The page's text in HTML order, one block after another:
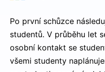
Po první schůzce
studentů. V průběhu let
osobní kontakt se
všemi studenty